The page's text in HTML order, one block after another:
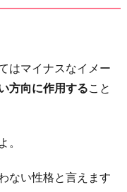
はマイナスなイメー
方向に作用すること
。
ない性格と言えます